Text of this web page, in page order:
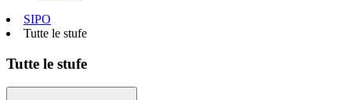
SIPO
Tutte le stufe
Tutte le stufe